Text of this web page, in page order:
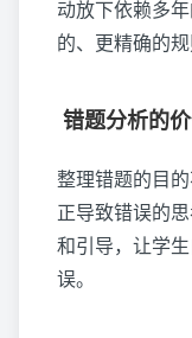
动放下依赖多
的、更精确的规
错题分析的
整理错题的目
正导致错误的
和引导，让学
误。